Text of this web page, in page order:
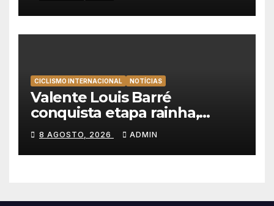
Mortágua
CICLISMO INTERNACIONAL NOTÍCIAS
Valente Louis Barré
conquista etapa rainha,
Christian Scaroni é o novo
líder da Volta a Polónia
8 AGOSTO, 2026 ADMIN